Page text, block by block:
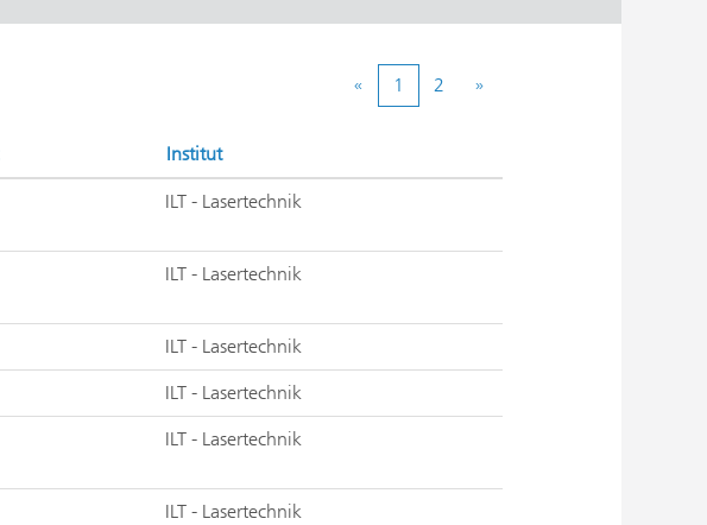
« 1 2 »
Institut
ILT - Lasertechnik
ILT - Lasertechnik
ILT - Lasertechnik
ILT - Lasertechnik
ILT - Lasertechnik
ILT - Lasertechnik